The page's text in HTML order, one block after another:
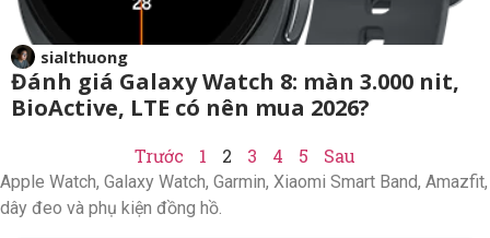
sialthuong
Đánh giá Galaxy Watch 8: màn 3.000 nit,
BioActive, LTE có nên mua 2026?
Trước 1 2 3 4 5 Sau
Apple Watch, Galaxy Watch, Garmin, Xiaomi Smart Band, Amazfit,
dây đeo và phụ kiện đồng hồ.